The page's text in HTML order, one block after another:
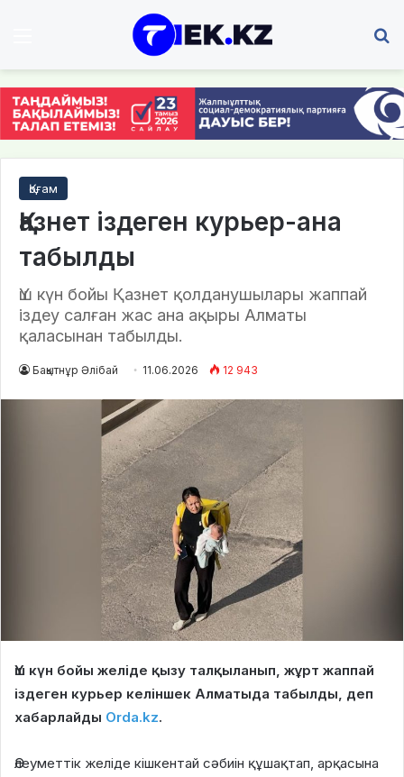
Қоғам
Қазнет іздеген курьер-ана
табылды
Үш күн бойы Қазнет қолданушылары жаппай
іздеу салған жас ана ақыры Алматы
қаласынан табылды.
Бақытнұр Әлібай 11.06.2026 12 943
Үш күн бойы желіде қызу талқыланып, жұрт жаппай
іздеген курьер келіншек Алматыда табылды, деп
хабарлайды Orda.kz.
Әлеуметтік желіде кішкентай сәбиін құшақтап, арқасына